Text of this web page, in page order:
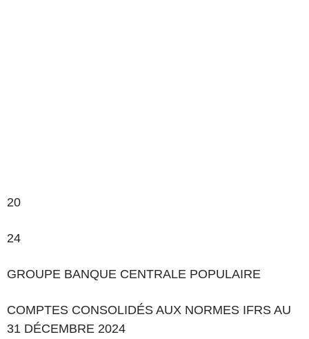
20
24
GROUPE BANQUE CENTRALE POPULAIRE
COMPTES CONSOLIDÉS AUX NORMES IFRS AU
31 DÉCEMBRE 2024